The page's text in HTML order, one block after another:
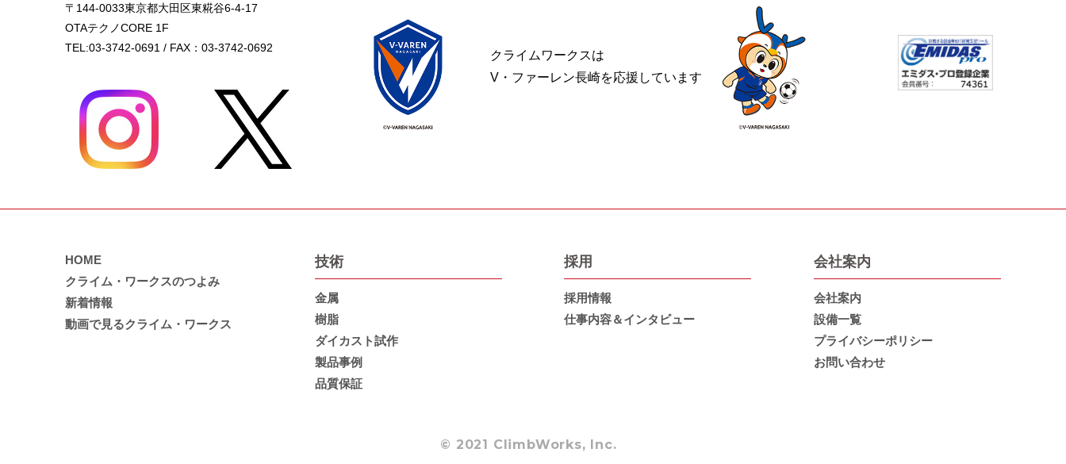
〒144-0033東京都大田区東糀谷6-4-17
OTAテクノCORE 1F
TEL:03-3742-0691 / FAX：03-3742-0692
クライムワークスは
V・ファーレン長崎を応援しています
HOME
クライム・ワークスのつよみ
新着情報
動画で見るクライム・ワークス
技術
金属
樹脂
ダイカスト試作
製品事例
品質保証
採用
採用情報
仕事内容＆インタビュー
会社案内
会社案内
設備一覧
プライバシーポリシー
お問い合わせ
© 2021 ClimbWorks, Inc.